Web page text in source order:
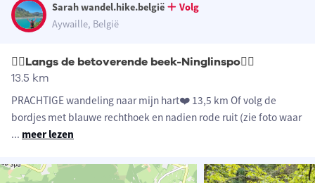
Sarah wandel.hike.belgië
Volg
Aywaille, België
🧚‍♀️Langs de betoverende beek-Ninglinspo🧚‍♀️
13.5 km
PRACHTIGE wandeling naar mijn hart❤️ 13,5 km Of volg de
bordjes met blauwe rechthoek en nadien rode ruit (zie foto waar
... meer lezen